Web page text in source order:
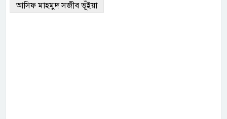
আসিফ মাহমুদ সজীব ভূঁইয়া